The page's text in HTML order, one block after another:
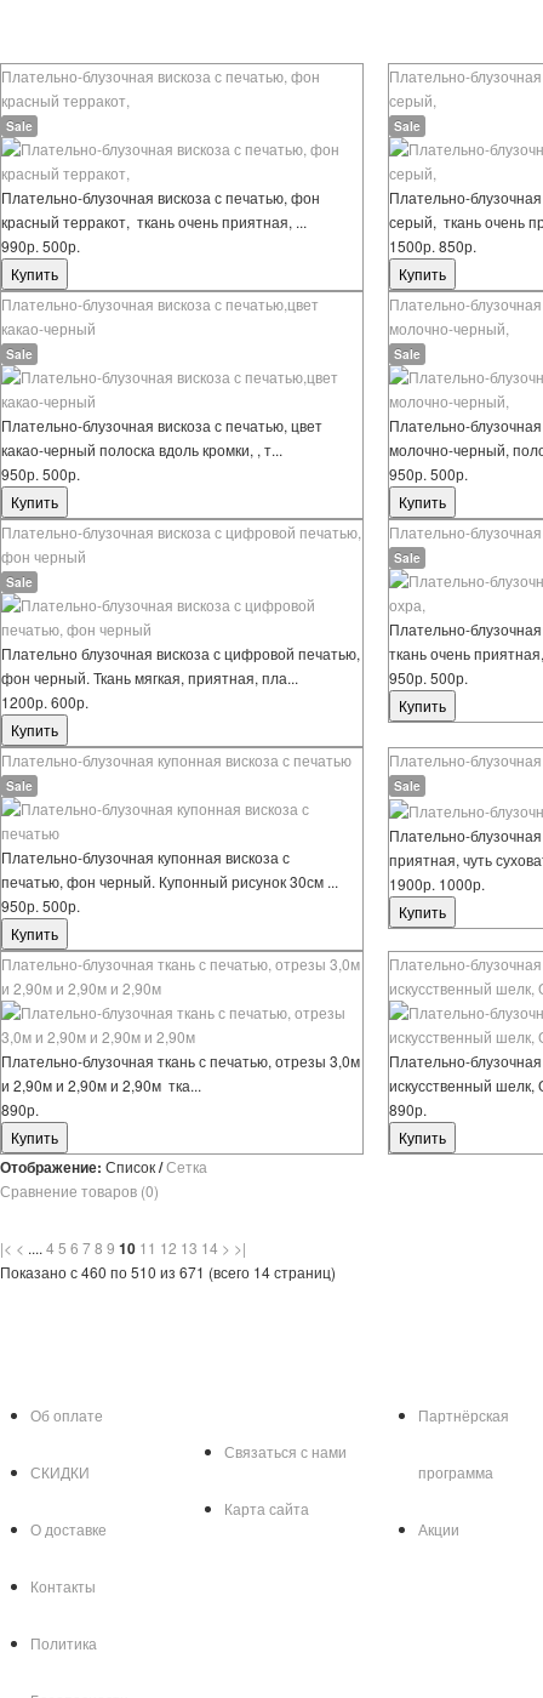
Плательно-блузочная вискоза с печатью, фон
красный терракот,
Sale
Плательно-блузочная вискоза с печатью, фон
красный терракот, ткань очень приятная, ...
990р. 500р.
Плательно-
серый,
Sale
Плательно-
серый, ткань очень
1500р. 850р.
Плательно-блузочная вискоза с печатью,цвет
какао-черный
Sale
Плательно-блузочная вискоза с печатью, цвет
какао-черный полоска вдоль кромки, , т...
950р. 500р.
Плательно-
молочно-черный,
Sale
Плательно-
молочно-черный,
950р. 500р.
Плательно-блузочная вискоза с цифровой печатью,
фон черный
Sale
Плательно блузочная вискоза с цифровой печатью,
фон черный. Ткань мягкая, приятная, пла...
1200р. 600р.
Плательно-
Sale
Плательно-
ткань очень
950р. 500р.
Плательно-блузочная купонная вискоза с печатью
Sale
Плательно-блузочная купонная вискоза с
печатью, фон черный. Купонный рисунок 30см ...
950р. 500р.
Плательно-
Sale
Плательно-
приятная, чуть
1900р. 1000р.
Плательно-блузочная ткань с печатью, отрезы 3,0м
и 2,90м и 2,90м и 2,90м
Плательно-блузочная ткань с печатью, отрезы 3,0м
и 2,90м и 2,90м и 2,90м тка...
890р.
Плательно-
искусственный
Плательно-
искусственный шелк,
890р.
Отображение: Список/Сетка
Сравнение товаров (0)
|< < .... 45 6 78 9 10 11 12 13 14 > >|
Показано с 460 по 510 из 671 (всего 14 страниц)
Об оплате
СКИДКИ
О доставке
Контакты
Политика
Связаться с нами
Карта сайта
Партнёрская
программа
Акции